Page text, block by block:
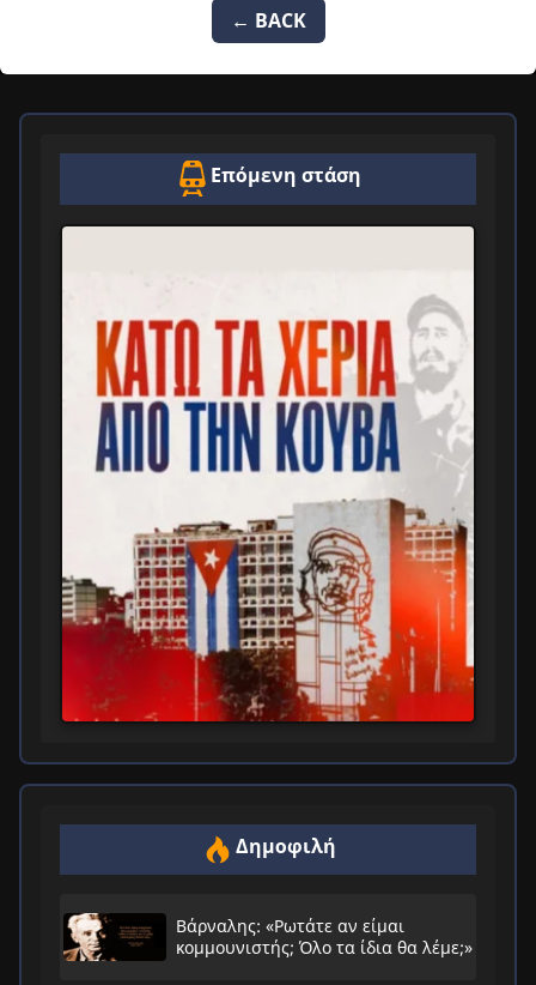
← BACK
Επόμενη στάση
Δημοφιλή
Βάρναλης: «Ρωτάτε αν είμαι
κομμουνιστής; Όλο τα ίδια θα λέμε;»